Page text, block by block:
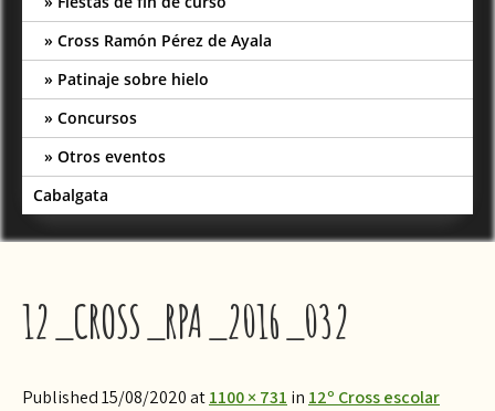
Cross Ramón Pérez de Ayala
Patinaje sobre hielo
Concursos
Otros eventos
Cabalgata
12_CROSS_RPA_2016_032
Published 15/08/2020 at1100 × 731 in 12º Cross escolar